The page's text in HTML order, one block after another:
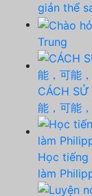
giản thể
Trung
CÁCH SỬ
能，可能
Học tiếng
làm